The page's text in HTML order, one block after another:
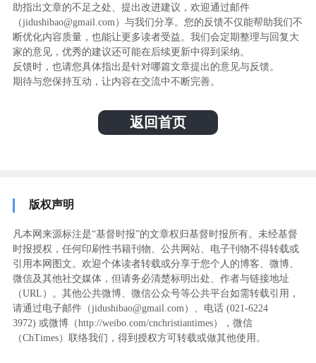
助指出文章的不足之处、提出改进建议，欢迎通过邮件
（jidushibao@gmail.com）与我们分享。您的反馈不仅能帮助我们不
断优化内容质量，也能让更多读者受益。我们会定期整理与回复大
家的意见，优秀的建议还可能在后续更新中得到采纳。
反馈时，也请您具体指出是针对哪篇文章提出的意见与反馈。
期待与您保持互动，让内容在交流中不断完善。
返回首页
版权声明
凡本网来源标注是“基督时报”的文章权归基督时报所有。未经基督
时报授权，任何印刷性书籍刊物、公共网站、电子刊物不得转载或
引用本网图文。欢迎个体读者转载或分享于您个人的博客、微博、
微信及其他社交媒体，但请务必清楚标明出处、作者与链接地址
（URL）。其他公共微博、微信公众号等公共平台如需转载引用，
请通过电子邮件（jidushibao@gmail.com）、电话 (021-6224
3972) ‬或微博（http://weibo.com/cnchristiantimes），微信
（ChTimes）联络我们，得到授权方可转载或做其他使用。